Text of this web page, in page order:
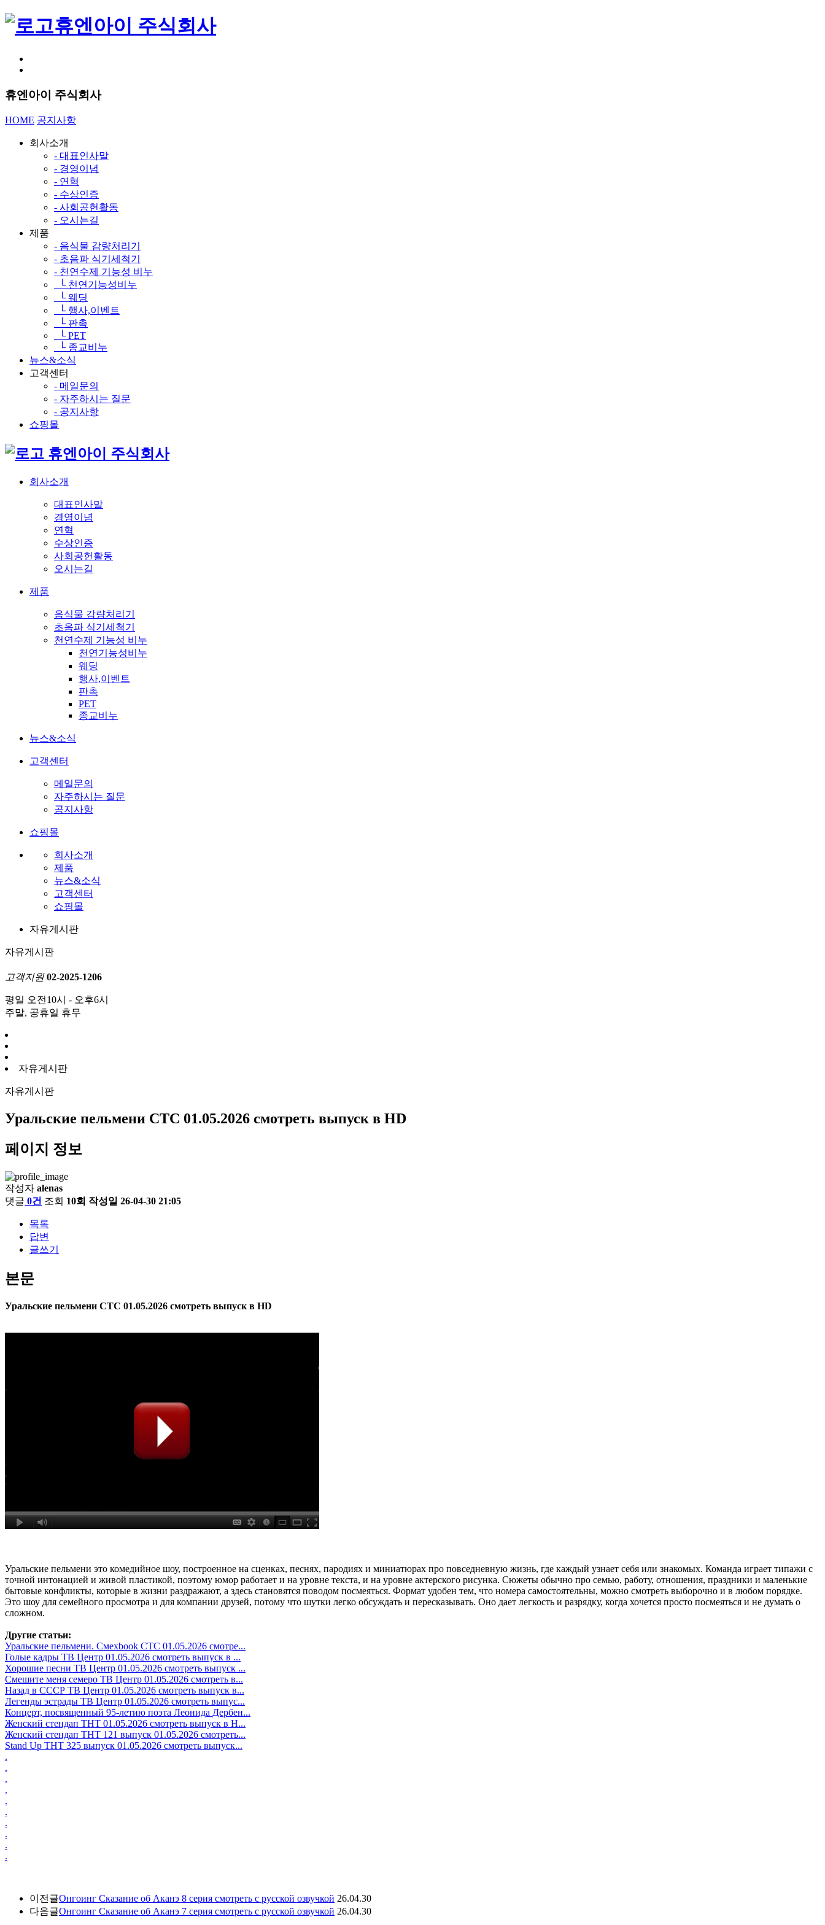
휴엔아이 주식회사
휴엔아이 주식회사
HOME 공지사항
회사소개
- 대표인사말
- 경영이념
- 연혁
- 수상인증
- 사회공헌활동
- 오시는길
제품
- 음식물 감량처리기
- 초음파 식기세척기
- 천연수제 기능성 비누
└ 천연기능성비누
└ 웨딩
└ 행사,이벤트
└ 판촉
└ PET
└ 종교비누
뉴스&소식
고객센터
- 메일문의
- 자주하시는 질문
- 공지사항
쇼핑몰
휴엔아이 주식회사
회사소개
대표인사말
경영이념
연혁
수상인증
사회공헌활동
오시는길
제품
음식물 감량처리기
초음파 식기세척기
천연수제 기능성 비누
천연기능성비누
웨딩
행사,이벤트
판촉
PET
종교비누
뉴스&소식
고객센터
메일문의
자주하시는 질문
공지사항
쇼핑몰
회사소개
제품
뉴스&소식
고객센터
쇼핑몰
자유게시판
자유게시판
고객지원 02-2025-1206
평일 오전10시 - 오후6시
주말, 공휴일 휴무
자유게시판
자유게시판
Уральские пельмени СТС 01.05.2026 смотреть выпуск в HD
페이지 정보
작성자 alenas
댓글 0건 조회 10회 작성일 26-04-30 21:05
목록
답변
글쓰기
본문
Уральские пельмени СТС 01.05.2026 смотреть выпуск в HD
Уральские пельмени это комедийное шоу, построенное на сценках, песнях, пародиях и миниатюрах про повседневную жизнь, где каждый узнает себя или знакомых. Команда играет типажи с
точной интонацией и живой пластикой, поэтому юмор работает и на уровне текста, и на уровне актерского рисунка. Сюжеты обычно про семью, работу, отношения, праздники и маленькие
бытовые конфликты, которые в жизни раздражают, а здесь становятся поводом посмеяться. Формат удобен тем, что номера самостоятельны, можно смотреть выборочно и в любом порядке.
Это шоу для семейного просмотра и для компании друзей, потому что шутки легко обсуждать и пересказывать. Оно дает легкость и разрядку, когда хочется просто посмеяться и не думать о
сложном.
Другие статьи:
Уральские пельмени. Смехbook СТС 01.05.2026 смотре...
Голые кадры ТВ Центр 01.05.2026 смотреть выпуск в ...
Хорошие песни ТВ Центр 01.05.2026 смотреть выпуск ...
Смешите меня семеро ТВ Центр 01.05.2026 смотреть в...
Назад в СССР ТВ Центр 01.05.2026 смотреть выпуск в...
Легенды эстрады ТВ Центр 01.05.2026 смотреть выпус...
Концерт, посвященный 95-летию поэта Леонида Дербен...
Женский стендап ТНТ 01.05.2026 смотреть выпуск в H...
Женский стендап ТНТ 121 выпуск 01.05.2026 смотреть...
Stand Up ТНТ 325 выпуск 01.05.2026 смотреть выпуск...
.
.
.
.
.
.
.
.
.
.
이전글Онгоинг Сказание об Аканэ 8 серия смотреть с русской озвучкой 26.04.30
다음글Онгоинг Сказание об Аканэ 7 серия смотреть с русской озвучкой 26.04.30